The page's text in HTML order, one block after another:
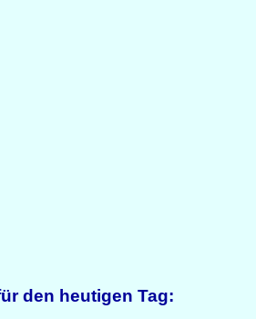
den heutigen Tag: